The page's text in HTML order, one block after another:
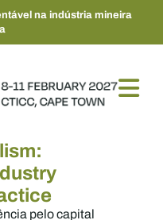
na indústria mineira
pelo capital